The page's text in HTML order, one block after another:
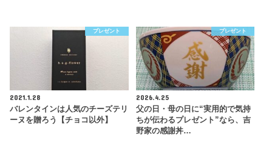
プレゼント
2021.1.28
バレンタインは人気のチーズテリ
ーヌを贈ろう【チョコ以外】
プレゼント
2026.4.25
父の日・母の日に“実用的で気持
ちが伝わるプレゼント”なら、吉
野家の感謝丼…